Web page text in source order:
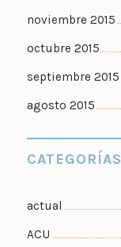
noviembre 2015
octubre 2015
septiembre 2015
agosto 2015
CATEGORÍAS
actual
ACU